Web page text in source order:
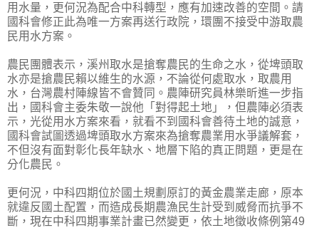
用水量，更何況為配合中科轉型，應有加速改善的空間。請
國科會修正此為唯一方案再送行政院，環團不接受中游取農
民用水方案。
農民團體表示，溪州取水是搶奪農民的生命之水，從埤頭取
水亦是搶農民賴以維生的水源，不論從何處取水，取農用
水，台灣農村陣線皆不會贊同。農陣研究員林樂昕進一步指
出，國科會主委朱敬一說他「對得起土地」，但農陣必須表
示，光從用水方案來看，就看不到國科會善待土地的誠意，
國科會試圖透過埤頭取水方案來為搶奪農業用水爭議解套，
不但沒有面對彰化長年缺水、地層下陷的真正問題，更是在
分化農民。
更何況，中科四期位於國土規劃原訂的黃金農業走廊，原本
就違反國土配置，而造成長期農漁民生計受到威脅而抗爭不
斷，現在中科四期事業計畫已然變更，依土地徵收條例第49